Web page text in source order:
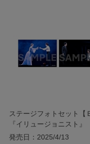
ステージフォトセット【
『イリュージョニスト』
発売日：2025/4/13